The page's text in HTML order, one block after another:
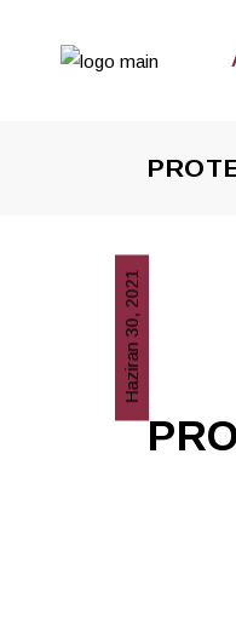
Haziran 30, 2021